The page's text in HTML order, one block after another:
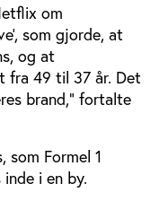
om
som gjorde, at
og at
fra 49 til 37 år. Det
brand," fortalte
som Formel 1
i en by.